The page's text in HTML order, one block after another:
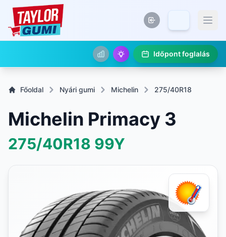
Időpont foglalás
Főoldal Nyári gumi Michelin 275/40R18
Michelin Primacy 3
275/40R18 99Y